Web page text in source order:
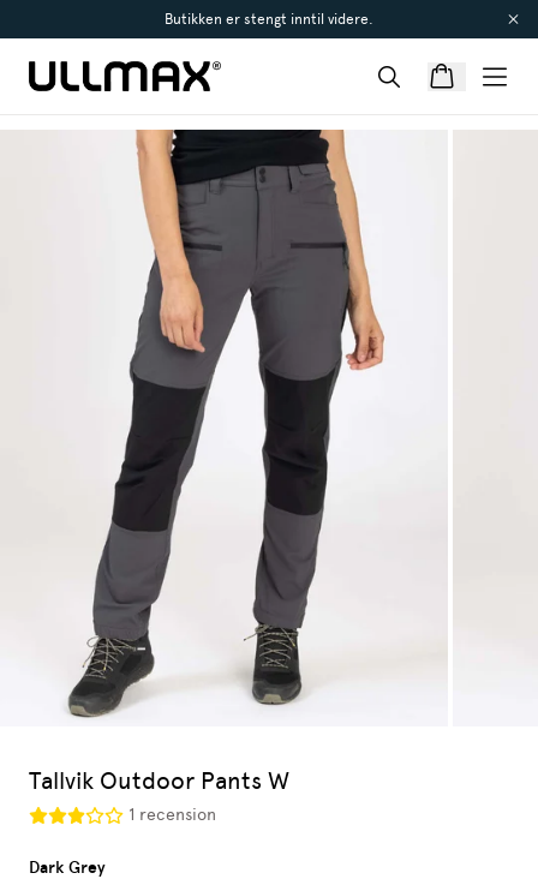
Butikken er stengt inntil videre.
Tallvik Outdoor Pants W
1 recension
Dark Grey